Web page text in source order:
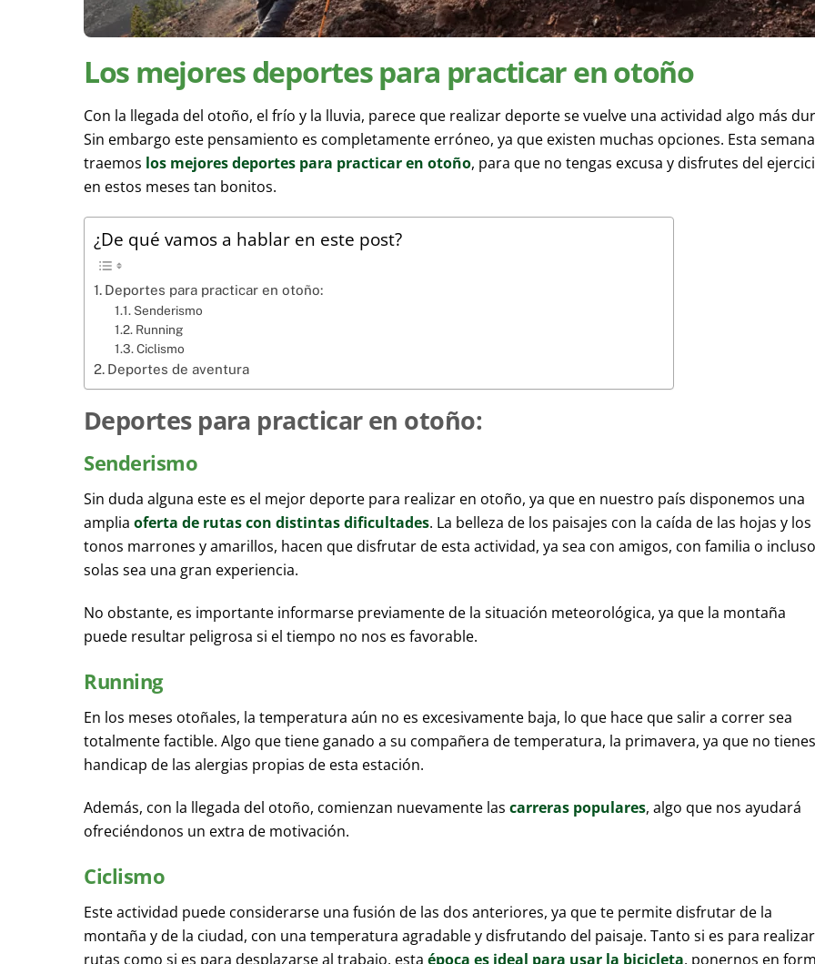
Los mejores deportes para practicar en otoño
Con la llegada del otoño, el frío y la lluvia, parece que realizar deporte se vuelve una actividad algo más
Sin embargo este pensamiento es completamente erróneo, ya que existen muchas opciones. Esta
traemos los mejores deportes para practicar en otoño, para que no tengas excusa y disfrutes del
en estos meses tan bonitos.
¿De qué vamos a hablar en este post?
Deportes para practicar en otoño:
Senderismo
Running
Ciclismo
Deportes de aventura
Deportes para practicar en otoño:
Senderismo
Sin duda alguna este es el mejor deporte para realizar en otoño, ya que en nuestro país disponemos una
amplia oferta de rutas con distintas dificultades. La belleza de los paisajes con la caída de las hojas y los
tonos marrones y amarillos, hacen que disfrutar de esta actividad, ya sea con amigos, con familia o
solas sea una gran experiencia.
No obstante, es importante informarse previamente de la situación meteorológica, ya que la montaña
puede resultar peligrosa si el tiempo no nos es favorable.
Running
En los meses otoñales, la temperatura aún no es excesivamente baja, lo que hace que salir a correr sea
totalmente factible. Algo que tiene ganado a su compañera de temperatura, la primavera, ya que no
handicap de las alergias propias de esta estación.
Además, con la llegada del otoño, comienzan nuevamente las carreras populares, algo que nos ayudará
ofreciéndonos un extra de motivación.
Ciclismo
Este actividad puede considerarse una fusión de las dos anteriores, ya que te permite disfrutar de la
montaña y de la ciudad, con una temperatura agradable y disfrutando del paisaje. Tanto si es para realizar
rutas como si es para desplazarse al trabajo, esta época es ideal para usar la bicicleta, ponernos en